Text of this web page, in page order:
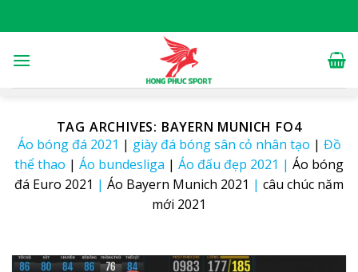
to
TAG ARCHIVES: BAYERN MUNICH FO4
Áo bóng đá 2021 | giày đá bóng sân cỏ nhân tạo | Đồ
thể thao | Áo bundesliga | Áo đấu đẹp 2021 | Áo bóng
đá Euro 2021 | Áo Bayern Munich 2021 | câu chúc năm
mới 2021